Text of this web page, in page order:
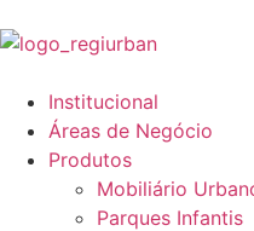
Institucional
Áreas de Negócio
Produtos
Mobiliário
Parques Infantis